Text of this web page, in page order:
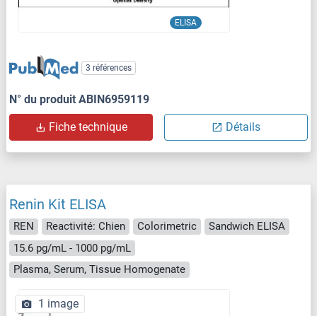
ELISA
3 références
N° du produit ABIN6959119
Fiche technique Détails
Renin Kit ELISA
REN Reactivité: Chien Colorimetric
Sandwich ELISA
15.6 pg/mL - 1000 pg/mL
Plasma, Serum, Tissue Homogenate
1 image